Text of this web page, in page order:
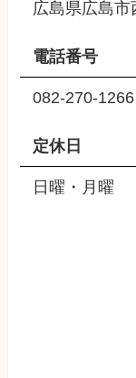
広島県広島
電話番号
082-270-1266
定休日
日曜・月曜